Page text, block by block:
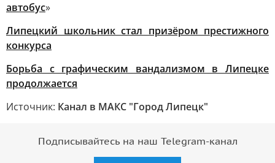
автобус»
Липецкий школьник стал призёром престижного
конкурса
Борьба с графическим вандализмом в Липецке
продолжается
Источник: Канал в МАКС "Город Липецк"
Подписывайтесь на наш Telegram-канал